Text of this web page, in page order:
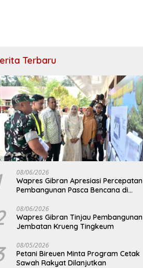
Terbaru
08/06/2026
Wapres Gibran Apresiasi Percepatan
Pembangunan Pasca Bencana di
08/06/2026
Wapres Gibran Tinjau Pembangunan
Jembatan Krueng Tingkeum
08/05/2026
Petani Bireuen Minta Program Cetak
Sawah Rakyat Dilanjutkan